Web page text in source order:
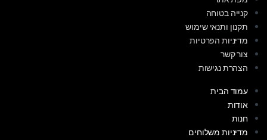
קנייה בטוחה
תקנון ותנאי שימוש
מדיניות הפרטיות
צור קשר
הצהרת נגישות
עמוד הבית
אודות
חנות
מדיניות משלוחים